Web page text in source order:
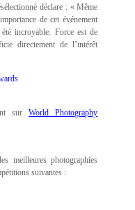
déclare : « Même
de cet événement
incroyable. Force est de
directement de l’intérêt
surWorld Photography
meilleures photographies
suivantes :